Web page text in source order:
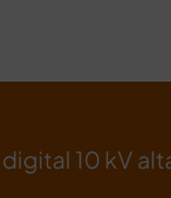
10 kV